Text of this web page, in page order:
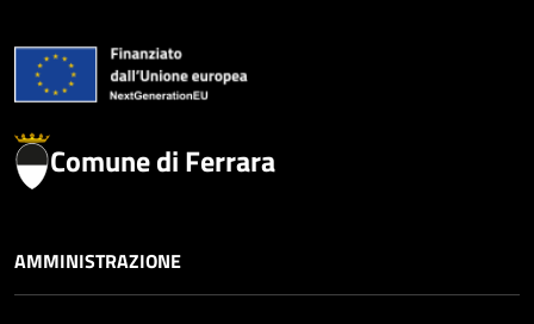
Comune di Ferrara
AMMINISTRAZIONE